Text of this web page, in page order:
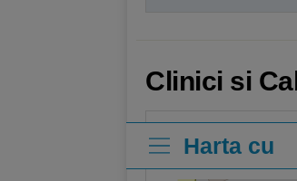
Clinici si
Harta cu
clinici